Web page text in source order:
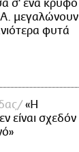
σ' ένα κρυφό
μεγαλώνουν
φυτά
«Η
είναι σχεδόν